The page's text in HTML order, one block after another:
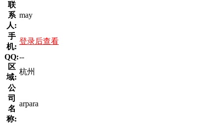
联
系
人:
may
手
机:
登录后查看
QQ:--
区
域:
杭州
公
司
名
称:
arpara